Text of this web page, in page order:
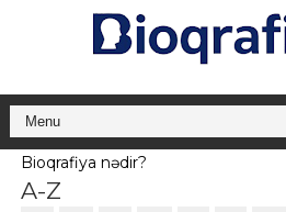
Bioqrafiya nədir?
A-Z